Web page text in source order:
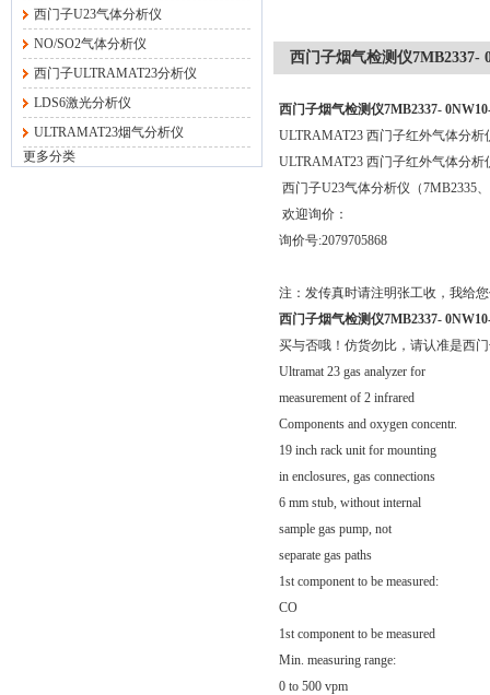
西门子U23气体分析仪
NO/SO2气体分析仪
西门子ULTRAMAT23分析仪
LDS6激光分析仪
ULTRAMAT23烟气分析仪
更多分类
西门子烟气检测仪7MB2337-
西门子烟气检测仪7MB2337-
ULTRAMAT23 西门子红外气体分析
ULTRAMAT23 西门子红外气体分析
西门子U23气体分析仪（7MB2335
欢迎询价：
询价号:2079705868
注：发传真时请注明张工收，我给
西门子烟气检测仪7MB2337-
买与否哦！仿货勿比，请认准是西
Ultramat 23 gas analyzer for
measurement of 2 infrared
Components and oxygen concentr.
19 inch rack unit for mounting
in enclosures, gas connections
6 mm stub, without internal
sample gas pump, not
separate gas paths
1st component to be measured:
CO
1st component to be measured
Min. measuring range:
0 to 500 vpm